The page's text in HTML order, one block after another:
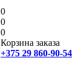
0
0
0
Корзина заказа
+375 29 860-90-54